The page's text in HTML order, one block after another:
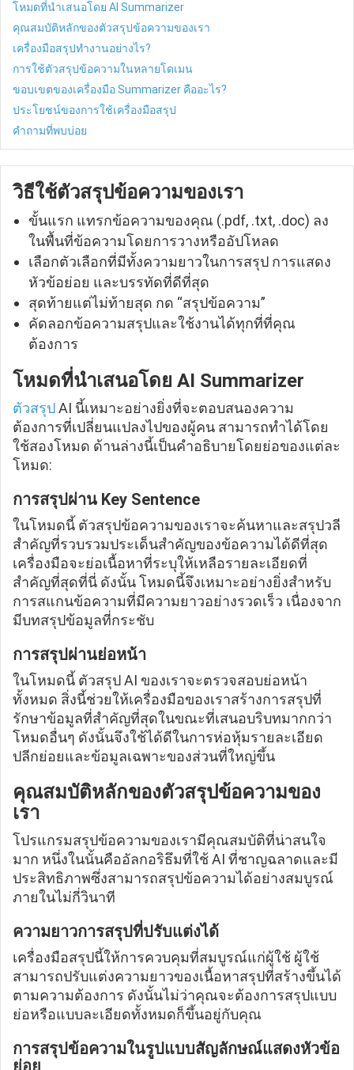
โหมดที่นำเสนอโดย AI Summarizer
คุณสมบัติหลักของตัวสรุปข้อความของเรา
เครื่องมือสรุปทำงานอย่างไร?
การใช้ตัวสรุปข้อความในหลายโดเมน
ขอบเขตของเครื่องมือ Summarizer คืออะไร?
ประโยชน์ของการใช้เครื่องมือสรุป
คำถามที่พบบ่อย
วิธีใช้ตัวสรุปข้อความของเรา
ขั้นแรก แทรกข้อความของคุณ (.pdf, .txt, .doc) ลง
ในพื้นที่ข้อความโดยการวางหรืออัปโหลด
เลือกตัวเลือกที่มีทั้งความยาวในการสรุป การแสดง
หัวข้อย่อย และบรรทัดที่ดีที่สุด
สุดท้ายแต่ไม่ท้ายสุด กด “สรุปข้อความ”
คัดลอกข้อความสรุปและใช้งานได้ทุกที่ที่คุณ
ต้องการ
โหมดที่นำเสนอโดย AI Summarizer
ตัวสรุปAI นี้เหมาะอย่างยิ่งที่จะตอบสนองความ
ต้องการที่เปลี่ยนแปลงไปของผู้คน สามารถทำได้โดย
ใช้สองโหมด ด้านล่างนี้เป็นคำอธิบายโดยย่อของแต่ละ
โหมด:
การสรุปผ่าน Key Sentence
ในโหมดนี้ ตัวสรุปข้อความของเราจะค้นหาและสรุปวลี
สำคัญที่รวบรวมประเด็นสำคัญของข้อความได้ดีที่สุด
เครื่องมือจะย่อเนื้อหาที่ระบุให้เหลือรายละเอียดที่
สำคัญที่สุดที่นี่ ดังนั้น โหมดนี้จึงเหมาะอย่างยิ่งสำหรับ
การสแกนข้อความที่มีความยาวอย่างรวดเร็ว เนื่องจาก
มีบทสรุปข้อมูลที่กระชับ
การสรุปผ่านย่อหน้า
ในโหมดนี้ ตัวสรุป AI ของเราจะตรวจสอบย่อหน้า
ทั้งหมด สิ่งนี้ช่วยให้เครื่องมือของเราสร้างการสรุปที่
รักษาข้อมูลที่สำคัญที่สุดในขณะที่เสนอบริบทมากกว่า
โหมดอื่นๆ ดังนั้นจึงใช้ได้ดีในการห่อหุ้มรายละเอียด
ปลีกย่อยและข้อมูลเฉพาะของส่วนที่ใหญ่ขึ้น
คุณสมบัติหลักของตัวสรุปข้อความของ
เรา
โปรแกรมสรุปข้อความของเรามีคุณสมบัติที่น่าสนใจ
มาก หนึ่งในนั้นคืออัลกอริธึมที่ใช้ AI ที่ชาญฉลาดและมี
ประสิทธิภาพซึ่งสามารถสรุปข้อความได้อย่างสมบูรณ์
ภายในไม่กี่วินาที
ความยาวการสรุปที่ปรับแต่งได้
เครื่องมือสรุปนี้ให้การควบคุมที่สมบูรณ์แก่ผู้ใช้ ผู้ใช้
สามารถปรับแต่งความยาวของเนื้อหาสรุปที่สร้างขึ้นได้
ตามความต้องการ ดังนั้นไม่ว่าคุณจะต้องการสรุปแบบ
ย่อหรือแบบละเอียดทั้งหมดก็ขึ้นอยู่กับคุณ
การสรุปข้อความในรูปแบบสัญลักษณ์แสดงหัวข้อ
ย่อย